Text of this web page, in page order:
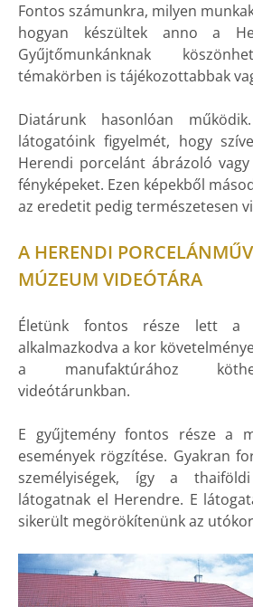
Fontos számunkra, milyen
hogyan készültek anno a
Gyűjtőmunkánknak
témakörben is tájékozottabbak
Diatárunk hasonlóan
látogatóink figyelmét, hogy
Herendi porcelánt ábrázoló
fényképeket. Ezen képekből
az eredetit pedig természetesen
A HERENDI
MÚZEUM VIDEÓTÁRA
Életünk fontos része lett a
alkalmazkodva a kor
a manufaktúrához
videótárunkban.
E gyűjtemény fontos része a
események rögzítése. Gyakran
személyiségek, így a
látogatnak el Herendre. E
sikerült megörökítenünk az